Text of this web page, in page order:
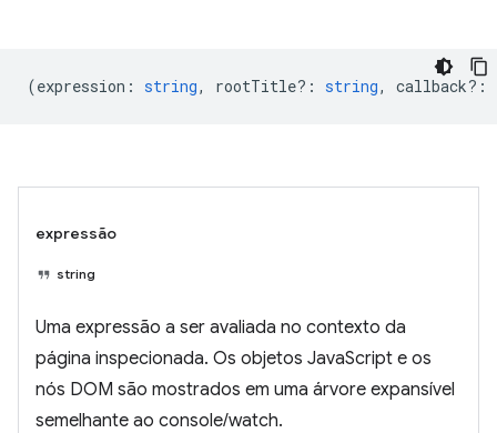
(expression : string, rootTitle? : string, callback? :
expressão
string
Uma expressão a ser avaliada no contexto da
página inspecionada. Os objetos JavaScript e os
nós DOM são mostrados em uma árvore expansível
semelhante ao console/watch.